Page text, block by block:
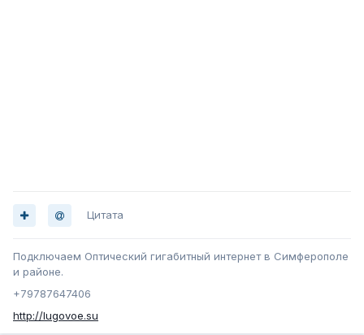
Цитата
Подключаем Оптический гигабитный интернет в Симферополе
и районе.
+79787647406
http://lugovoe.su